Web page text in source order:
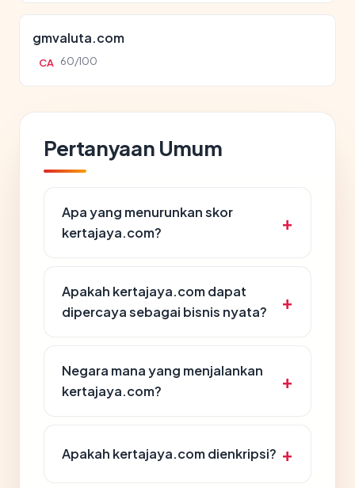
gmvaluta.com
CA 60/100
Pertanyaan Umum
Apa yang menurunkan skor
kertajaya.com?
Apakah kertajaya.com dapat
dipercaya sebagai bisnis nyata?
Negara mana yang menjalankan
kertajaya.com?
Apakah kertajaya.com dienkripsi?